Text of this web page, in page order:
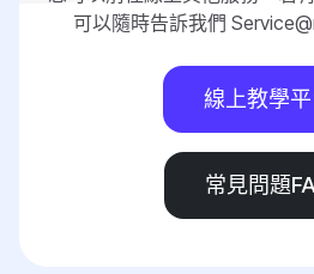
可以隨時告訴我們
線上教學
常見問題